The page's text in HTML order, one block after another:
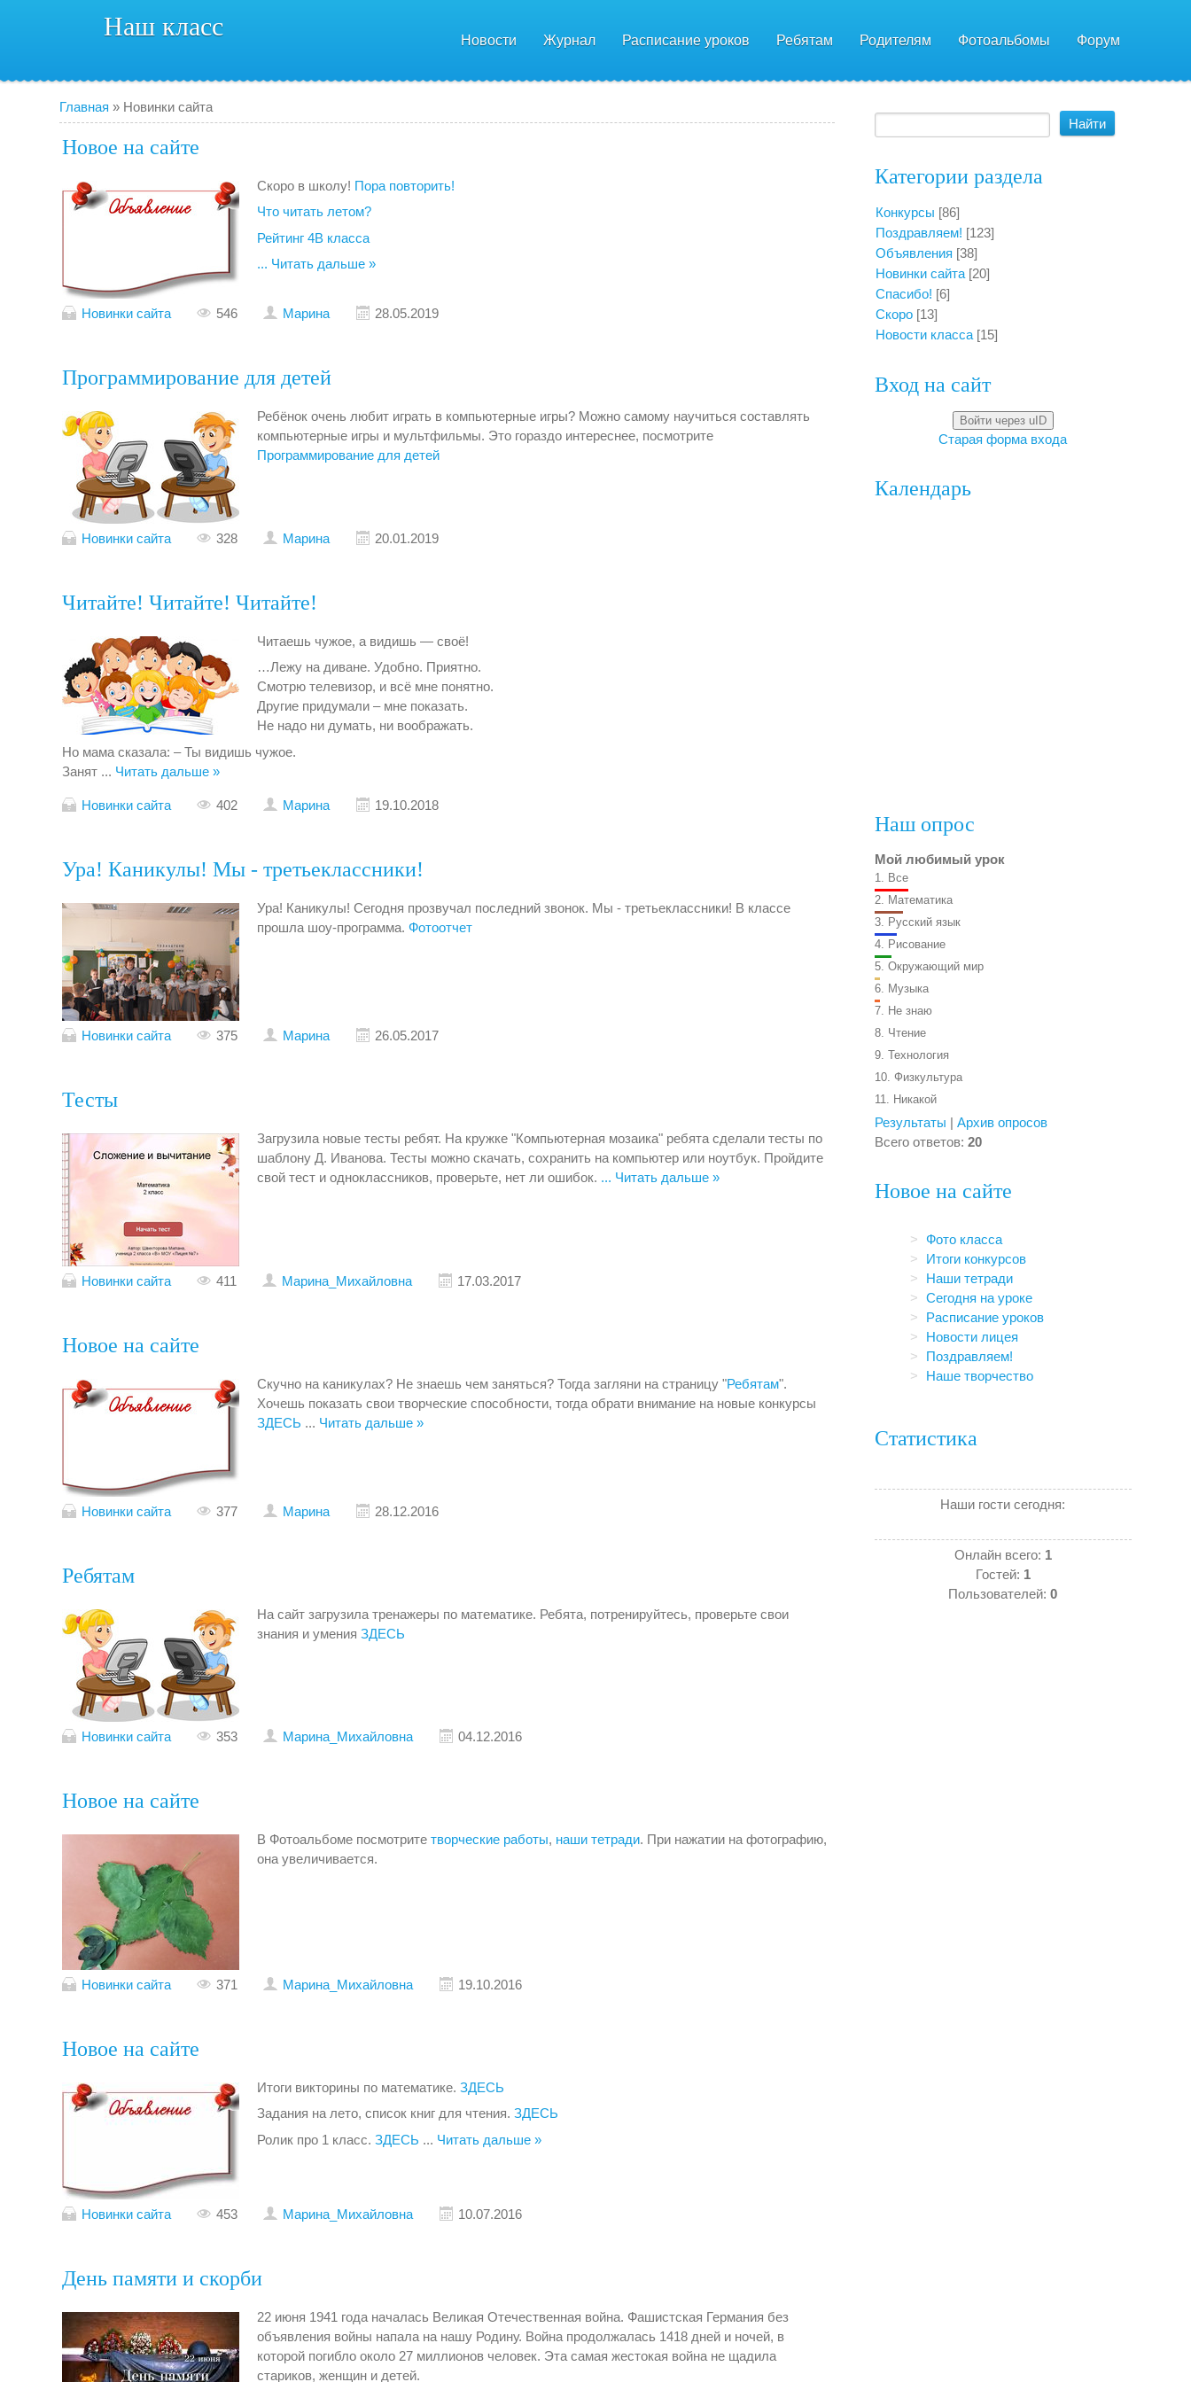
Наш класс Новости Журнал Расписание уроков Ребятам Родителям Фотоальбомы Форум
Главная » Новинки сайта
Новое на сайте
Скоро в школу! Пора повторить!
Что читать летом?
Рейтинг 4В класса
... Читать дальше »
Новинки сайта 546 Марина 28.05.2019
Программирование для детей
Ребёнок очень любит играть в компьютерные игры? Можно самому научиться составлять
компьютерные игры и мультфильмы. Это гораздо интереснее, посмотрите
Программирование для детей
Новинки сайта 328 Марина 20.01.2019
Читайте! Читайте! Читайте!
Читаешь чужое, а видишь — своё!
…Лежу на диване. Удобно. Приятно.
Смотрю телевизор, и всё мне понятно.
Другие придумали – мне показать.
Не надо ни думать, ни воображать.
Но мама сказала: – Ты видишь чужое.
Занят ... Читать дальше »
Новинки сайта 402 Марина 19.10.2018
Ура! Каникулы! Мы - третьеклассники!
Ура! Каникулы! Сегодня прозвучал последний звонок. Мы - третьеклассники! В классе
прошла шоу-программа.Фотоотчет
Новинки сайта 375 Марина 26.05.2017
Тесты
Загрузила новые тесты ребят. На кружке "Компьютерная мозаика" ребята сделали тесты по
шаблону Д. Иванова. Тесты можно скачать, сохранить на компьютер или ноутбук. Пройдите
свой тест и одноклассников, проверьте, нет ли ошибок. ... Читать дальше »
Новинки сайта 411 Mарина_Михайловна 17.03.2017
Новое на сайте
Скучно на каникулах? Не знаешь чем заняться? Тогда загляни на страницу "Ребятам".
Хочешь показать свои творческие способности, тогда обрати внимание на новые конкурсы
ЗДЕСЬ ... Читать дальше »
Новинки сайта 377 Марина 28.12.2016
Ребятам
На сайт загрузила тренажеры по математике. Ребята, потренируйтесь, проверьте свои
знания и уменияЗДЕСЬ
Новинки сайта 353 Mарина_Михайловна 04.12.2016
Новое на сайте
В Фотоальбоме посмотритетворческие работы, наши тетради. При нажатии на фотографию,
она увеличивается.
Новинки сайта 371 Mарина_Михайловна 19.10.2016
Новое на сайте
Итоги викторины по математике.ЗДЕСЬ
Задания на лето, список книг для чтения.ЗДЕСЬ
Ролик про 1 класс.ЗДЕСЬ ... Читать дальше »
Новинки сайта 453 Mарина_Михайловна 10.07.2016
День памяти и скорби
22 июня 1941 года началась Великая Отечественная война. Фашистская Германия без
объявления войны напала на нашу Родину. Война продолжалась 1418 дней и ночей, в
которой погибло около 27 миллионов человек. Эта самая жестокая война не щадила
стариков, женщин и детей.
Категории раздела
Конкурсы [86]
Поздравляем! [123]
Объявления [38]
Новинки сайта [20]
Спасибо! [6]
Скоро [13]
Новости класса [15]
Вход на сайт
Войти через uID
Старая форма входа
Календарь
Наш опрос
Мой любимый урок
1. Все
2. Математика
3. Русский язык
4. Рисование
5. Окружающий мир
6. Музыка
7. Не знаю
8. Чтение
9. Технология
10. Физкультура
11. Никакой
Результаты | Архив опросов
Всего ответов: 20
Новое на сайте
Фото класса
Итоги конкурсов
Наши тетради
Сегодня на уроке
Расписание уроков
Новости лицея
Поздравляем!
Наше творчество
Статистика
Наши гости сегодня:
Онлайн всего: 1
Гостей: 1
Пользователей:0